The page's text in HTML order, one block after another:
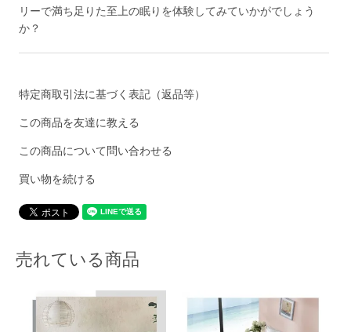
リーで満ち足りた至上の眠りを体験してみていかがでしょう
か？
特定商取引法に基づく表記（返品等）
この商品を友達に教える
この商品について問い合わせる
買い物を続ける
売れている商品